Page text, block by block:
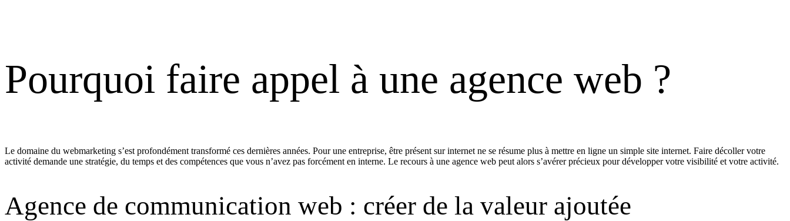
Pourquoi faire appel à une agence web ?
Le domaine du webmarketing s’est profondément transformé ces dernières années. Pour une entreprise, être présent sur internet ne se résume plus à mettre en ligne un simple site internet. Faire décoller votre
activité demande une stratégie, du temps et des compétences que vous n’avez pas forcément en interne. Le recours à une agence web peut alors s’avérer précieux pour développer votre visibilité et votre activité.
Agence de communication web : créer de la valeur ajoutée